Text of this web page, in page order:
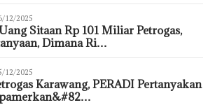
12/2025
Sitaan Rp 101 Miliar Petrogas,
Dimana Ri…
12/2025
Karawang, PERADI Pertanyakan